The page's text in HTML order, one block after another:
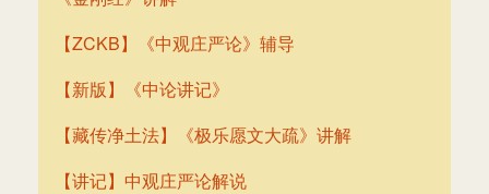
【ZCKB】《中观庄严论》辅导
【新版】《中论讲记》
【藏传净土法】《极乐愿文大疏》讲解
【讲记】中观庄严论解说